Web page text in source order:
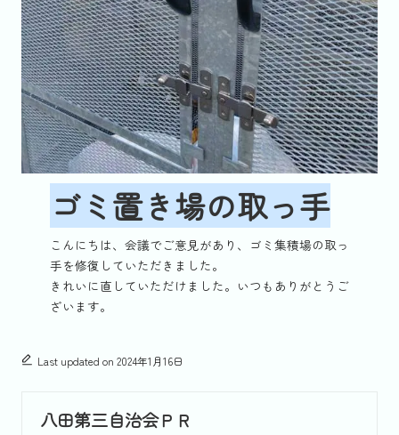
ゴミ置き場の取っ手
こんにちは、会議でご意見があり、ゴミ集積場の取っ
手を修復していただきました。
きれいに直していただけました。いつもありがとうご
ざいます。
Last updated on 2024年1月16日
八田第三自治会ＰＲ